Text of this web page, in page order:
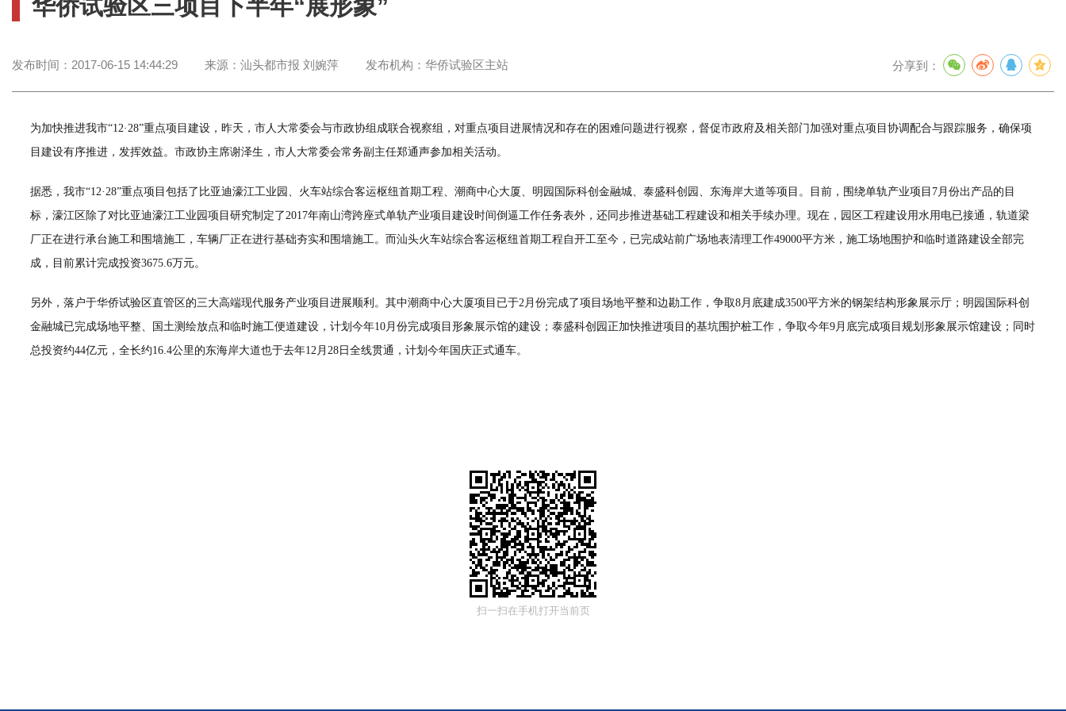
华侨试验区三项目下半年“展形象”
发布时间： 2017-06-15 14:44:29 来源： 汕头都市报 刘婉萍 发布机构： 华侨试验区主站 分享到：
为加快推进我市“12·28”重点项目建设，昨天，市人大常委会与市政协组成联合视察组，对重点项目进展情况和存在的困难问题进行视察，督促市政府及相关部门加强对重点项目协调配合与跟踪服务，确保项
目建设有序推进，发挥效益。市政协主席谢泽生，市人大常委会常务副主任郑通声参加相关活动。
据悉，我市“12·28”重点项目包括了比亚迪濠江工业园、火车站综合客运枢纽首期工程、潮商中心大厦、明园国际科创金融城、泰盛科创园、东海岸大道等项目。目前，围绕单轨产业项目7月份出产品的目
标，濠江区除了对比亚迪濠江工业园项目研究制定了2017年南山湾跨座式单轨产业项目建设时间倒逼工作任务表外，还同步推进基础工程建设和相关手续办理。现在，园区工程建设用水用电已接通，轨道梁
厂正在进行承台施工和围墙施工，车辆厂正在进行基础夯实和围墙施工。而汕头火车站综合客运枢纽首期工程自开工至今，已完成站前广场地表清理工作49000平方米，施工场地围护和临时道路建设全部完
成，目前累计完成投资3675.6万元。
另外，落户于华侨试验区直管区的三大高端现代服务产业项目进展顺利。其中潮商中心大厦项目已于2月份完成了项目场地平整和边勘工作，争取8月底建成3500平方米的钢架结构形象展示厅；明园国际科创
金融城已完成场地平整、国土测绘放点和临时施工便道建设，计划今年10月份完成项目形象展示馆的建设；泰盛科创园正加快推进项目的基坑围护桩工作，争取今年9月底完成项目规划形象展示馆建设；同时
总投资约44亿元，全长约16.4公里的东海岸大道也于去年12月28日全线贯通，计划今年国庆正式通车。
扫一扫在手机打开当前页